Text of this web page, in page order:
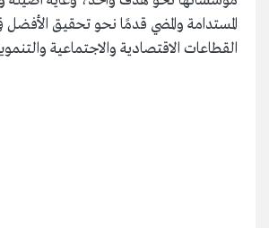
المستدامة والمضي قدمًا نحو تحقيق
القطاعات الاقتصادية والاجتماعية